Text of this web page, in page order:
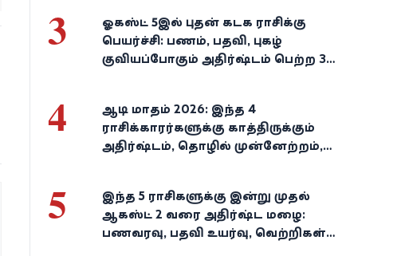
3
ஓகஸ்ட் 5இல் புதன் கடக ராசிக்கு
பெயர்ச்சி: பணம், பதவி, புகழ்
குவியப்போகும் அதிர்ஷ்டம் பெற்ற 3
4
ஆடி மாதம் 2026: இந்த 4
ராசிக்காரர்களுக்கு காத்திருக்கும்
அதிர்ஷ்டம், தொழில் முன்னேற்றம்,
5
இந்த 5 ராசிகளுக்கு இன்று முதல்
ஆகஸ்ட் 2 வரை அதிர்ஷ்ட மழை:
பணவரவு, பதவி உயர்வு, வெற்றிகள்